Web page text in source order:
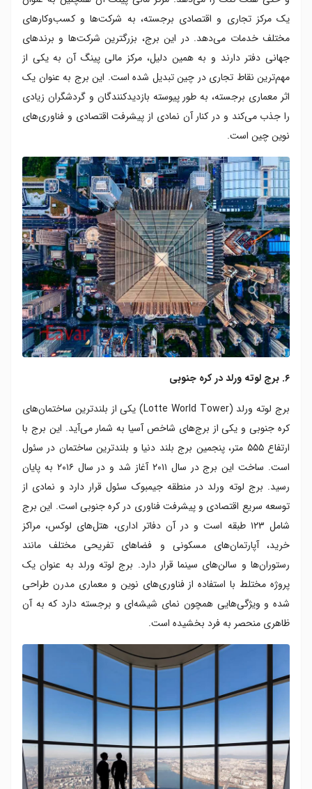
یک مرکز تجاری و اقتصادی برجسته، به شرکت‌ها و کسب‌وکارهای
مختلف خدمات می‌دهد. در این برج، بزرگترین شرکت‌ها و برندهای
جهانی دفتر دارند و به همین دلیل، مرکز مالی پینگ آن به یکی از
مهم‌ترین نقاط تجاری در چین تبدیل شده است. این برج به عنوان یک
اثر معماری برجسته، به طور پیوسته بازدیدکنندگان و گردشگران زیادی
را جذب می‌کند و در کنار آن نمادی از پیشرفت اقتصادی و فناوری‌های
نوین چین است.
۶. برج لوته ورلد در کره جنوبی
برج لوته ورلد (Lotte World Tower) یکی از بلندترین ساختمان‌های
کره جنوبی و یکی از برج‌های شاخص آسیا به شمار می‌آید. این برج با
ارتفاع ۵۵۵ متر، پنجمین برج بلند دنیا و بلندترین ساختمان در سئول
است. ساخت این برج در سال ۲۰۱۱ آغاز شد و در سال ۲۰۱۶ به پایان
رسید. برج لوته ورلد در منطقه جیمبوک سئول قرار دارد و نمادی از
توسعه سریع اقتصادی و پیشرفت فناوری در کره جنوبی است. این برج
شامل ۱۲۳ طبقه است و در آن دفاتر اداری، هتل‌های لوکس، مراکز
خرید، آپارتمان‌های مسکونی و فضاهای تفریحی مختلف مانند
رستوران‌ها و سالن‌های سینما قرار دارد. برج لوته ورلد به عنوان یک
پروژه مختلط با استفاده از فناوری‌های نوین و معماری مدرن طراحی
شده و ویژگی‌هایی همچون نمای شیشه‌ای و برجسته دارد که به آن
ظاهری منحصر به فرد بخشیده است.